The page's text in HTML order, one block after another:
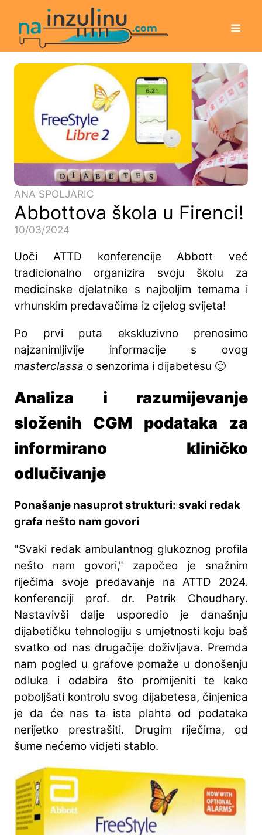
ANA SPOLJARIC
Abbottova škola u Firenci!
10/03/2024
Uoči ATTD konferencije Abbott već
tradicionalno organizira svoju školu za
medicinske djelatnike s najboljim temama i
vrhunskim predavačima iz cijelog svijeta!
Po prvi puta ekskluzivno prenosimo
najzanimljivije informacije s ovog
masterclassa o senzorima i dijabetesu 🙂
Analiza i razumijevanje
složenih CGM podataka za
informirano kliničko
odlučivanje
Ponašanje nasuprot strukturi: svaki redak
grafa nešto nam govori
"Svaki redak ambulantnog glukoznog profila
nešto nam govori," započeo je snažnim
riječima svoje predavanje na ATTD 2024.
konferenciji prof. dr. Patrik Choudhary.
Nastavivši dalje usporedio je današnju
dijabetičku tehnologiju s umjetnosti koju baš
svatko od nas drugačije doživljava. Premda
nam pogled u grafove pomaže u donošenju
odluka i odabira što promijeniti te kako
poboljšati kontrolu svog dijabetesa, činjenica
je da će nas ta ista plahta od podataka
nerijetko prestrašiti. Drugim riječima, od
šume nećemo vidjeti stablo.